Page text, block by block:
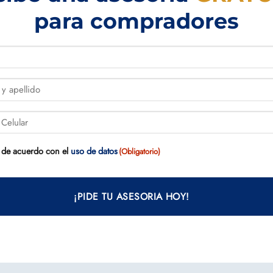
para compradores
de acuerdo con el uso de datos(Obligatorio)